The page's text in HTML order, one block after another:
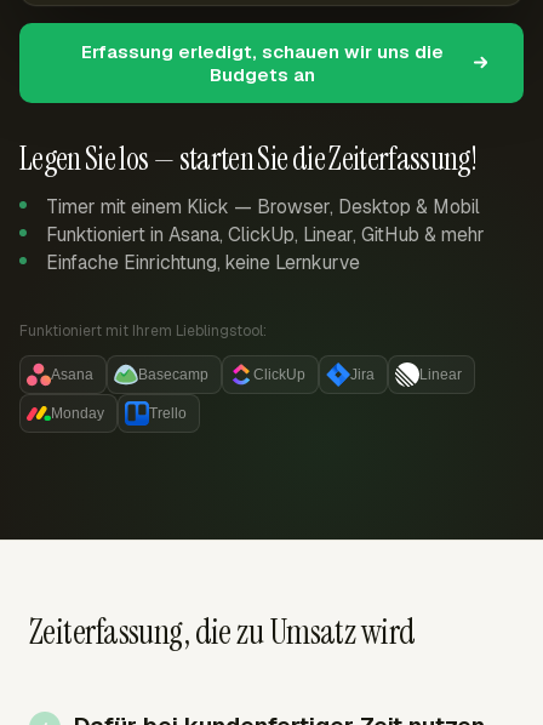
Legen Sie los — starten Sie die Zeiterfassung!
Timer mit einem Klick — Browser, Desktop & Mobil
Funktioniert in Asana, ClickUp, Linear, GitHub & mehr
Einfache Einrichtung, keine Lernkurve
Funktioniert mit Ihrem Lieblingstool:
Asana Basecamp ClickUp Jira Linear
Monday Trello
Erfassung erledigt, schauen wir uns die
Budgets an
Zeiterfassung, die zu Umsatz wird